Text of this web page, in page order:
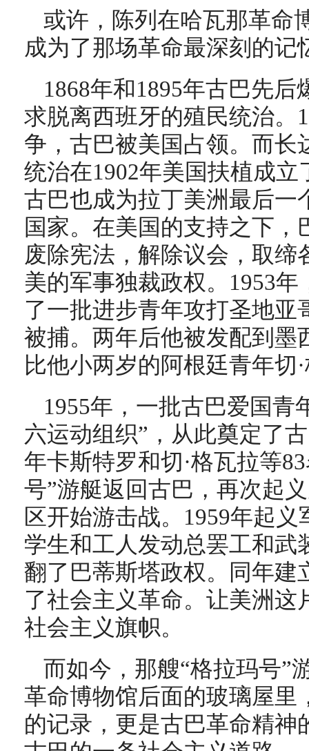
或许，陈列在哈瓦那革命
成为了那场革命最深刻的记
1868年和1895年古巴先
求脱离西班牙的殖民统治。
争，古巴被美国占领。而长
统治在1902年美国扶植成立
古巴也成为拉丁美洲最后一
国家。在美国的支持之下
废除宪法，解除议会，取缔
美的军事独裁政权。1953
了一批进步青年攻打圣地亚
被捕。两年后他被发配到墨
比他小两岁的阿根廷青年切
1955年，一批古巴爱国青
六运动组织”，从此奠定了
年卡斯特罗和切·格瓦拉等
号”游艇返回古巴，再次起
区开始游击战。1959年起
学生和工人发动总罢工和武
翻了巴蒂斯塔政权。同年建
了社会主义革命。让美洲这
社会主义旗帜。
而如今，那艘“格拉玛号”
革命博物馆后面的玻璃屋里
的记录，更是古巴革命精神